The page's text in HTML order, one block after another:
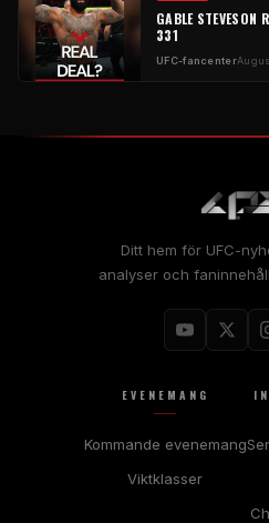
GABLE STEVESON
331
UFC-fancenter
Ditt hem för UFC-
analyser och
EVENEMANG
Kommande evenemang
Viktklasser